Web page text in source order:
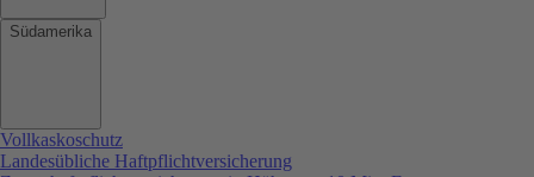
Südamerika
Vollkaskoschutz
Landesübliche Haftpflichtversicherung